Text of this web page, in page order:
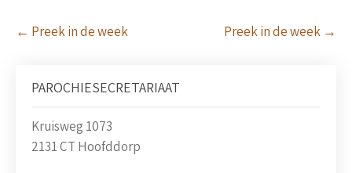
Post
navigation
← Preek in de week Preek in de week →
PAROCHIESECRETARIAAT
Kruisweg 1073
2131 CT Hoofddorp